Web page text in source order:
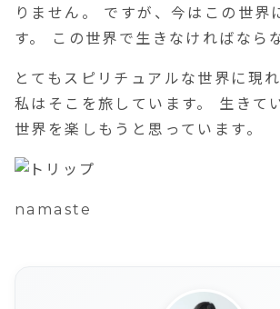
りません。 ですが、今はこの世界
す。 この世界で生きなければなら
とてもスピリチュアルな世界に現
私はそこを旅しています。 生きて
世界を楽しもうと思っています。
namaste